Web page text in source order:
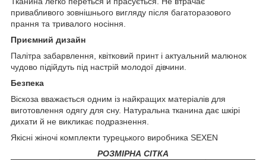
привабливого зовнішнього вигляду після багаторазового
прання та тривалого носіння.
Приємний дизайн
Палітра забарвлення, квітковий принт і актуальний малюнок
чудово підійдуть під настрій молодої дівчини.
Безпека
Віскоза вважається одним із найкращих матеріалів для
виготовлення одягу для сну. Натуральна тканина дає шкірі
дихати й не викликає подразнення.
Якісні жіночі комплекти турецького виробника SEXEN
РОЗМІРНА СІТКА